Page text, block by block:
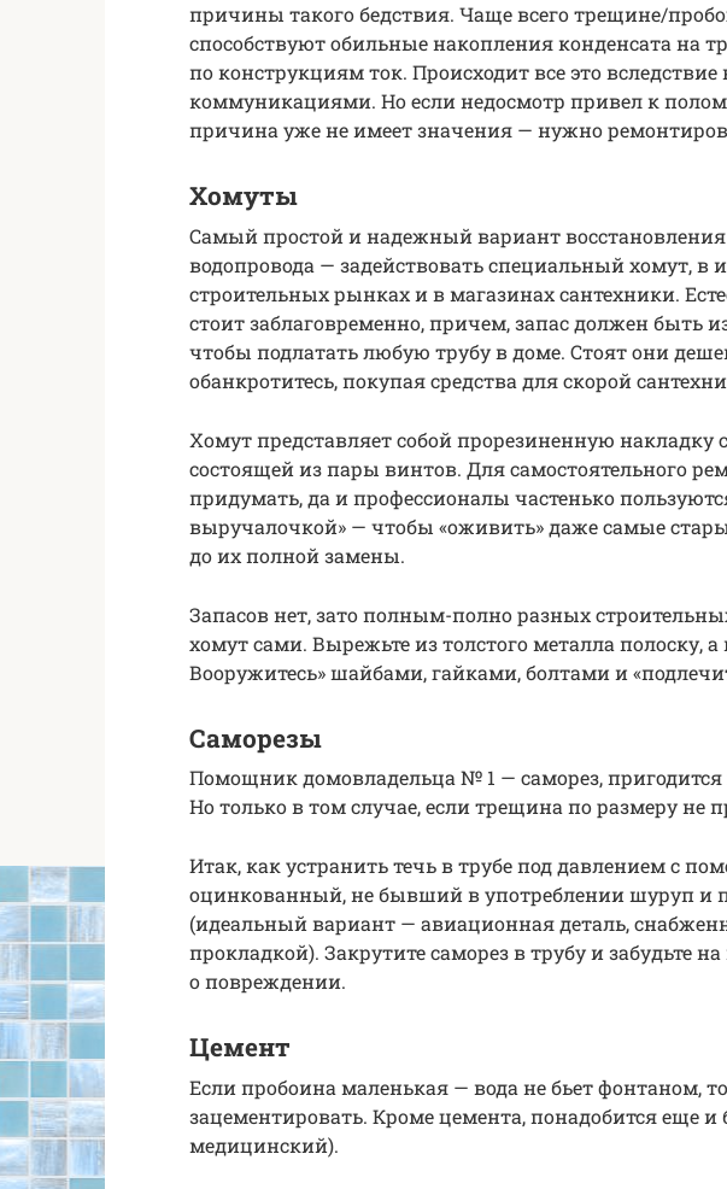
причины такого бедствия. Чаще всего трещине/
способствуют обильные накопления конденсата на
по конструкциям ток. Происходит все это вследствие
коммуникациями. Но если недосмотр привел к
причина уже не имеет значения — нужно
Хомуты
Самый простой и надежный вариант восстановления
водопровода — задействовать специальный хомут,
строительных рынках и в магазинах сантехники.
стоит заблаговременно, причем, запас должен быть
чтобы подлатать любую трубу в доме. Стоят они
обанкротитесь, покупая средства для скорой
Хомут представляет собой прорезиненную накладку
состоящей из пары винтов. Для самостоятельного
придумать, да и профессионалы частенько
выручалочкой» — чтобы «оживить» даже самые
до их полной замены.
Запасов нет, зато полным-полно разных
хомут сами. Вырежьте из толстого металла полоску,
Вооружитесь» шайбами, гайками, болтами и
Саморезы
Помощник домовладельца № 1 — саморез,
Но только в том случае, если трещина по размеру не
Итак, как устранить течь в трубе под давлением с
оцинкованный, не бывший в употреблении шуруп и
(идеальный вариант — авиационная деталь,
прокладкой). Закрутите саморез в трубу и забудьте
о повреждении.
Цемент
Если пробоина маленькая — вода не бьет фонтаном,
зацементировать. Кроме цемента, понадобится еще
медицинский).